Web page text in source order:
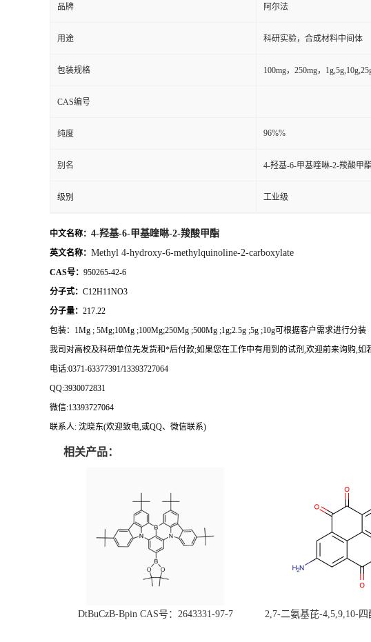
品牌 阿尔法
用途 科研实验，合成材料中间体
包装规格 100mg，250mg，
CAS编号
纯度 96%%
别名 4-羟基-6-甲基喹啉-2-羧酸甲
级别 工业级
中文名称： 4-羟基-6-甲基喹啉-2-羧酸甲酯
英文名称： Methyl 4-hydroxy-6-methylquinoline-2-carboxylate
CAS号： 950265-42-6
分子式： C12H11NO3
分子量： 217.22
包装： 1Mg ; 5Mg;10Mg ;100Mg;250Mg ;500Mg ;1g;2.5g ;5g ;10g可根据客户需求进行分装
我司对高校及科研单位先发货和*后付款;如果您在工作中有用到的试剂 ,欢迎前来询购,如
电话:0371-63377391/13393727064
QQ:3930072831
微信:13393727064
联系人: 沈晓东(欢迎致电,或QQ、微信联系)
相关产品：
DtBuCzB-Bpin CAS号：2643331-97-7
2,7-二氨基芘-4,5,9,10-四